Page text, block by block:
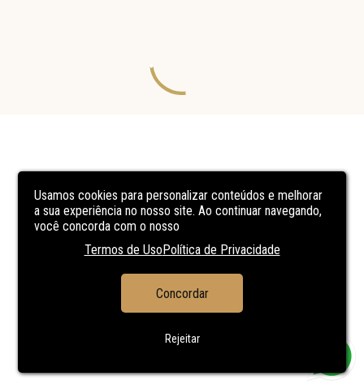
Usamos cookies para personalizar conteúdos e melhorar
a sua experiência no nosso site. Ao continuar navegando,
você concorda com o nosso
Termos de UsoPolítica de Privacidade
Concordar
Rejeitar